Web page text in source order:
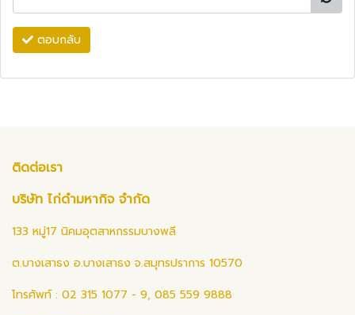
ตอบกลับ
ติดต่อเรา
บริษัท ไก่ดำมหากิจ จำกัด
133 หมู่17 นิคมอุตสาหกรรมบางพลี
ต.บางเสาธง อ.บางเสาธง จ.สมุทรปราการ 10570
โทรศัพท์ : 02 315 1077 - 9, 085 559 9888